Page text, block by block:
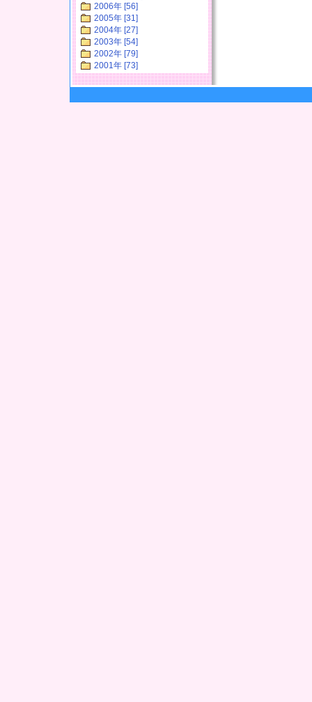
2006年 [56]
2005年 [31]
2004年 [27]
2003年 [54]
2002年 [79]
2001年 [73]